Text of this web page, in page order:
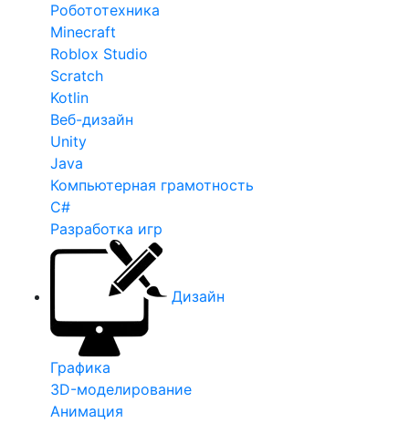
Робототехника
Minecraft
Roblox Studio
Scratch
Kotlin
Веб-дизайн
Unity
Java
Компьютерная грамотность
C#
Разработка игр
Дизайн
Графика
3D-моделирование
Анимация